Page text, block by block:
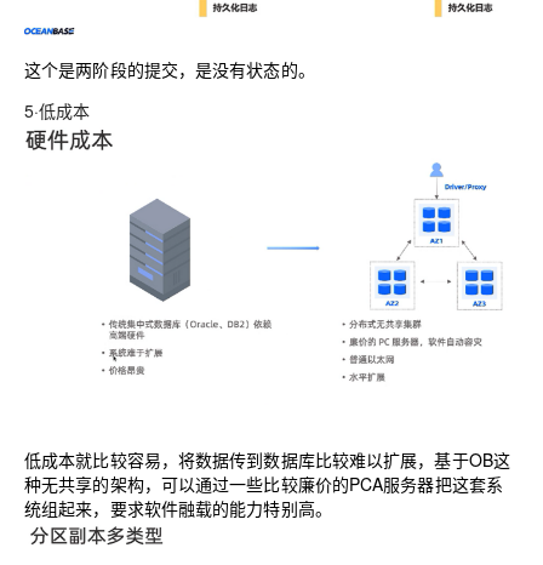
这个是两阶段的提交，是没有状态的。
5·低成本
低成本就比较容易，将数据传到数据库比较难以扩展，基于OB这
种无共享的架构，可以通过一些比较廉价的PCA服务器把这套系
统组起来，要求软件融载的能力特别高。